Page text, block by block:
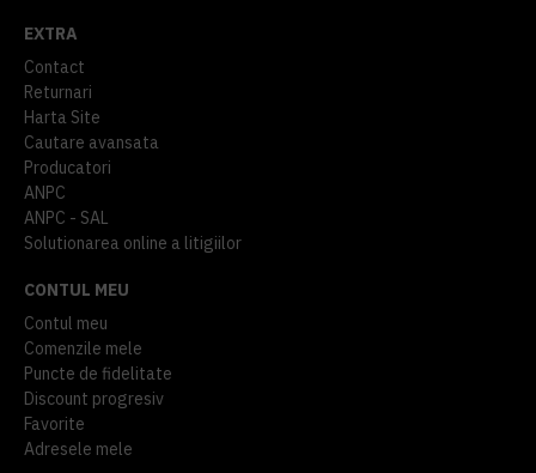
EXTRA
Contact
Returnari
Harta Site
Cautare avansata
Producatori
ANPC
ANPC - SAL
Solutionarea online a litigiilor
CONTUL MEU
Contul meu
Comenzile mele
Puncte de fidelitate
Discount progresiv
Favorite
Adresele mele